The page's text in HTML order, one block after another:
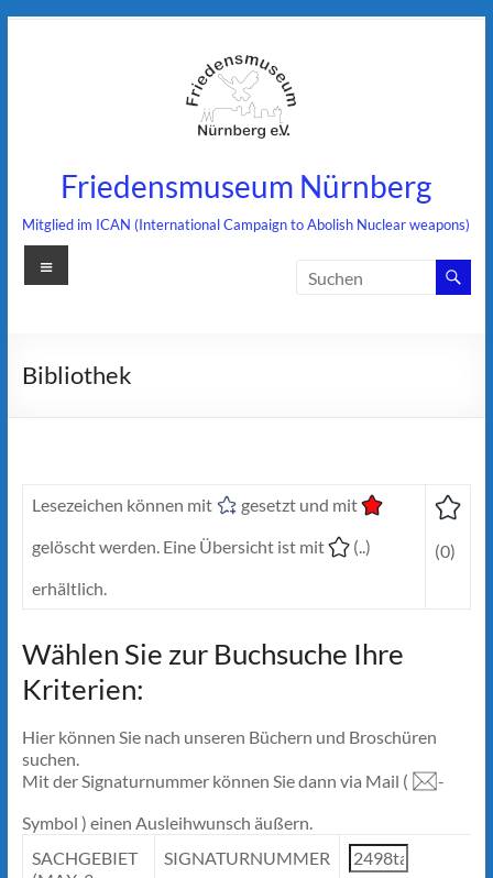
Friedensmuseum Nürnberg
Mitglied im ICAN (International Campaign to Abolish Nuclear weapons)
Menü
Bibliothek
Lesezeichen können mit
gesetzt und mit
gelöscht werden. Eine Übersicht ist mit
(..)
erhältlich.
(0)
Wählen Sie zur Buchsuche Ihre
Kriterien:
Hier können Sie nach unseren Büchern und Broschüren
suchen.
Mit der Signaturnummer können Sie dann via Mail (
-
Symbol ) einen Ausleihwunsch äußern.
SACHGEBIET
SIGNATURNUMMER